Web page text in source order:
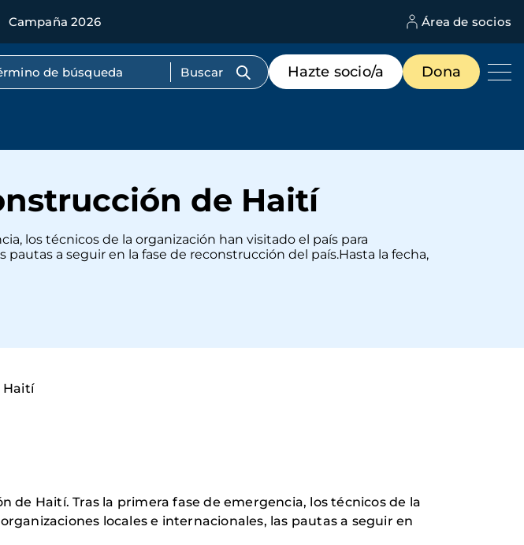
Campaña 2026 Área de socios
texto completo
Menú
de
destacados
Hazte socio/a Dona
de Haití
los técnicos de la organización han visitado el país para
a seguir en la fase de reconstrucción del país.Hasta la fecha,
Haití
de Haití. Tras la primera fase de emergencia, los técnicos de la
locales e internacionales, las pautas a seguir en